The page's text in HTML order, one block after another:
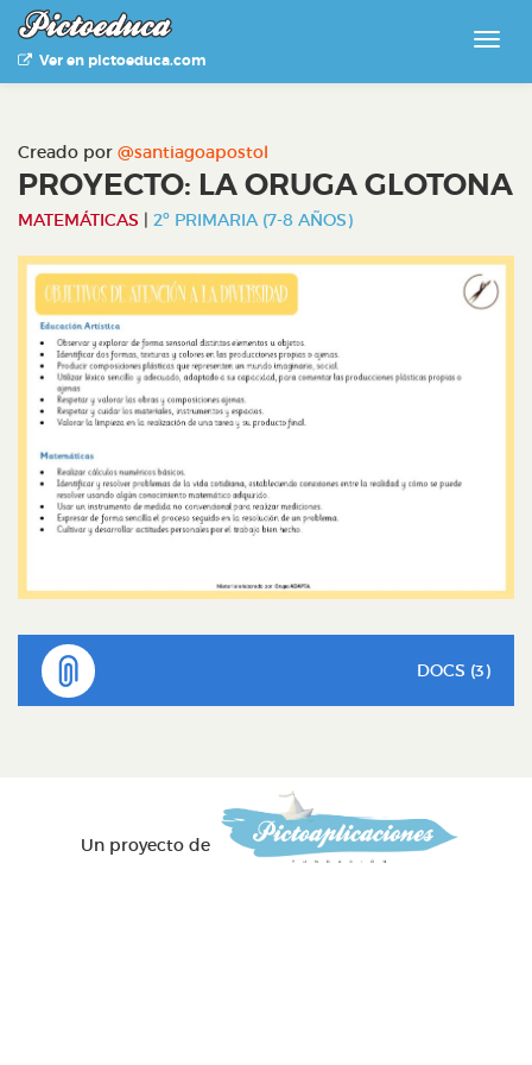
Ver en pictoeduca.com
Creado por @santiagoapostol
PROYECTO: LA ORUGA GLOTONA
MATEMÁTICAS | 2º PRIMARIA (7-8 AÑOS)
DOCS (3)
Un proyecto de